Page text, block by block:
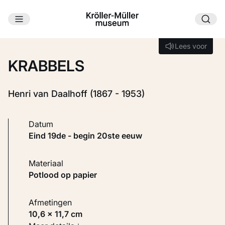
Ga naar hoofdinhoud
Lees voor
Lees voor
KRABBELS
Henri van Daalhoff (1867 - 1953)
Datum
eind 19de - begin 20ste eeuw
Materiaal
Potlood op papier
Afmetingen
10,6 × 11,7 cm